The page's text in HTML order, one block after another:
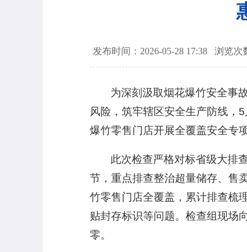
发布时间：2026-05-28 17:38 浏览次
为深刻汲取烟花爆竹安全事故
风险，筑牢辖区安全生产防线，
爆竹零售门店开展全覆盖安全专项
此次检查严格对标省级大排查
节，重点排查整治超量储存、售
竹零售门店全覆盖，累计排查梳
贴封存标识等问题。检查组现场
零。